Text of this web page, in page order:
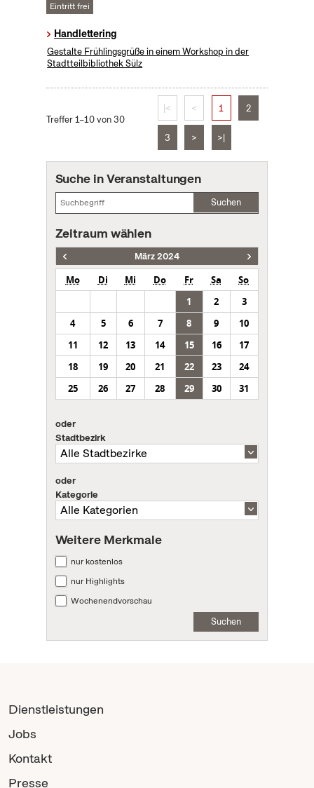
Eintritt frei
Handlettering
Gestalte Frühlingsgrüße in einem Workshop in der
Stadtteilbibliothek Sülz
Treffer 1–10 von 30
|< < 1 2
3 > >|
Suche in Veranstaltungen
Suchen
Zeitraum wählen
März 2024
Mo Di Mi Do Fr Sa
So
1
2
3
4
5 6 7 8 9
10
11
12 13 14 15 16
17
18
19 20 21 22 23
24
25
26 27 28 29 30 31
oder
Stadtbezirk
oder
Kategorie
Weitere Merkmale
nur kostenlos
nur Highlights
Wochenendvorschau
Suchen
Dienstleistungen
Jobs
Kontakt
Presse